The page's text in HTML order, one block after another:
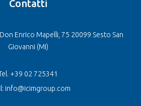
Contatti
Enrico Mapelli, 75 20099 Sesto San
Giovanni (MI)
+39 02 725341
info@icimgroup.com